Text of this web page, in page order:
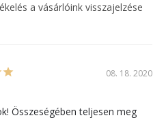
a vásárlóink visszajelzése
08. 18. 2020
Összeségében teljesen meg